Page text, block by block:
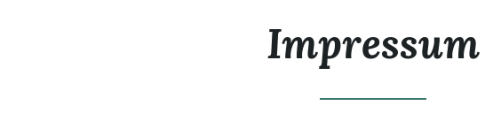
Impressum